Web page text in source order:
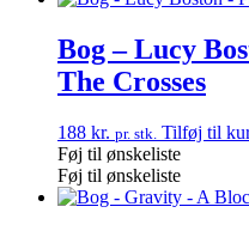
Bog – Lucy
The Crosses
188 kr. pr. stk. Tilføj til
Føj til ønskeliste
Føj til ønskeliste